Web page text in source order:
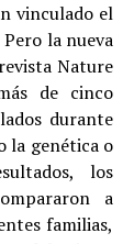
vinculado el
la nueva
Nature
de cinco
durante
la genética o
los
a
familias,